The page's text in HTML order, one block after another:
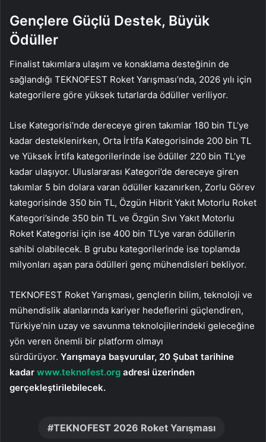
Gençlere Güçlü Destek, Büyük
Ödüller
Finalist takımlara ulaşım ve konaklama desteğinin de
sağlandığı TEKNOFEST Roket Yarışması’nda, 2026 yılı için
kategorilere göre yüksek tutarlarda ödüller veriliyor.
Lise Kategorisi’nde dereceye giren takımlar 180 bin TL’ye
kadar desteklenirken, Orta İrtifa Kategorisinde 200 bin TL
ve Yüksek İrtifa kategorilerinde ise ödüller 220 bin TL’ye
kadar ulaşıyor. Uluslararası Kategori’de dereceye giren
takımlar 5 bin dolara varan ödüller kazanırken, Zorlu Görev
kategorisinde 350 bin TL, Özgün Hibrit Yakıt Motorlu Roket
Kategori’sinde 350 bin TL ve Özgün Sıvı Yakıt Motorlu
Roket Kategorisi için ise 400 bin TL’ye varan ödüllerin
sahibi olabilecek. B grubu kategorilerinde ise toplamda
milyonları aşan para ödülleri genç mühendisleri bekliyor.
TEKNOFEST Roket Yarışması, gençlerin bilim, teknoloji ve
mühendislik alanlarında kariyer hedeflerini güçlendiren,
Türkiye’nin uzay ve savunma teknolojilerindeki geleceğine
yön veren önemli bir platform olmayı
sürdürüyor. Yarışmaya başvurular, 20 Şubat tarihine
kadar www.teknofest.org adresi üzerinden
gerçekleştirilebilecek.
TEKNOFEST 2026 Roket Yarışması